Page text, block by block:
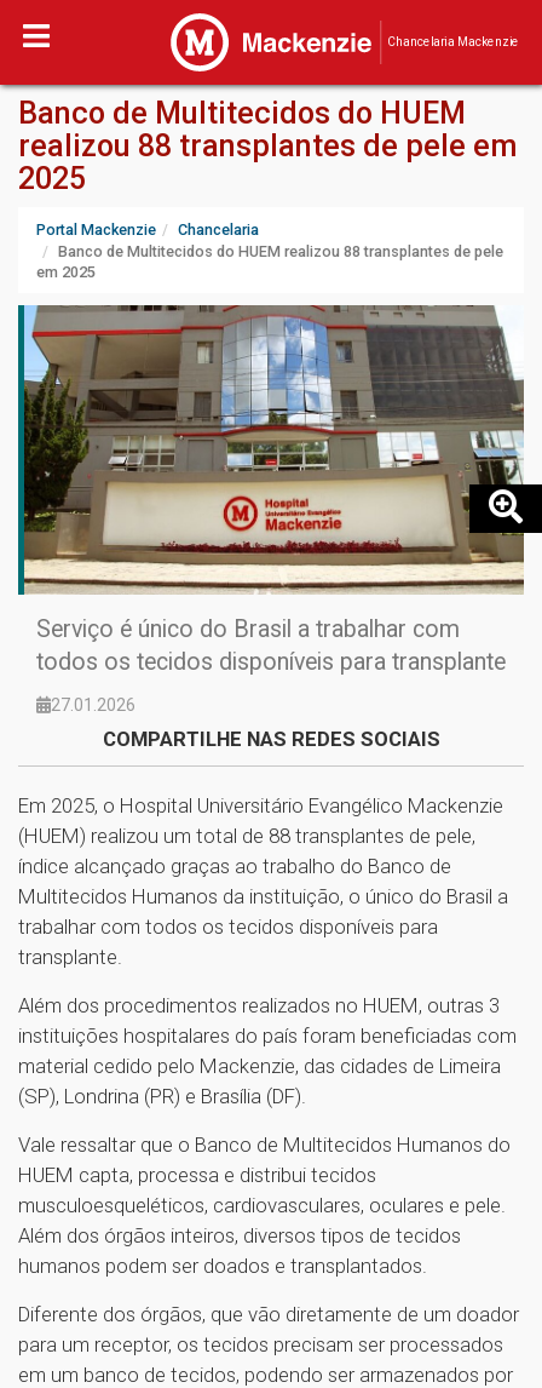
Chancelaria Mackenzie
Banco de Multitecidos do HUEM
realizou 88 transplantes de pele em
2025
Portal Mackenzie
Chancelaria
Banco de Multitecidos do HUEM realizou 88 transplantes de pele
em 2025
Serviço é único do Brasil a trabalhar com
todos os tecidos disponíveis para transplante
27.01.2026
COMPARTILHE NAS REDES SOCIAIS
Em 2025, o Hospital Universitário Evangélico Mackenzie
(HUEM) realizou um total de 88 transplantes de pele,
índice alcançado graças ao trabalho do Banco de
Multitecidos Humanos da instituição, o único do Brasil a
trabalhar com todos os tecidos disponíveis para
transplante.
Além dos procedimentos realizados no HUEM, outras 3
instituições hospitalares do país foram beneficiadas com
material cedido pelo Mackenzie, das cidades de Limeira
(SP), Londrina (PR) e Brasília (DF).
Vale ressaltar que o Banco de Multitecidos Humanos do
HUEM capta, processa e distribui tecidos
musculoesqueléticos, cardiovasculares, oculares e pele.
Além dos órgãos inteiros, diversos tipos de tecidos
humanos podem ser doados e transplantados.
Diferente dos órgãos, que vão diretamente de um doador
para um receptor, os tecidos precisam ser processados
em um banco de tecidos, podendo ser armazenados por